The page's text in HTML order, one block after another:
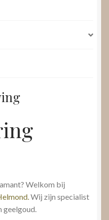
Welkom bij
Wij zijn specialist